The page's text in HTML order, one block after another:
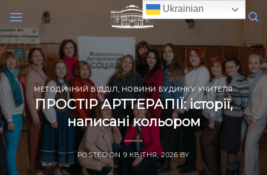
content
МЕТОДИЧНИЙ ВІДДІЛ, НОВИНИ БУДИНКУ УЧИТЕЛЯ
ПРОСТІР АРТТЕРАПІЇ: історії,
написані кольором
POSTED ON 9 КВІТНЯ, 2026BY
Ukrainian